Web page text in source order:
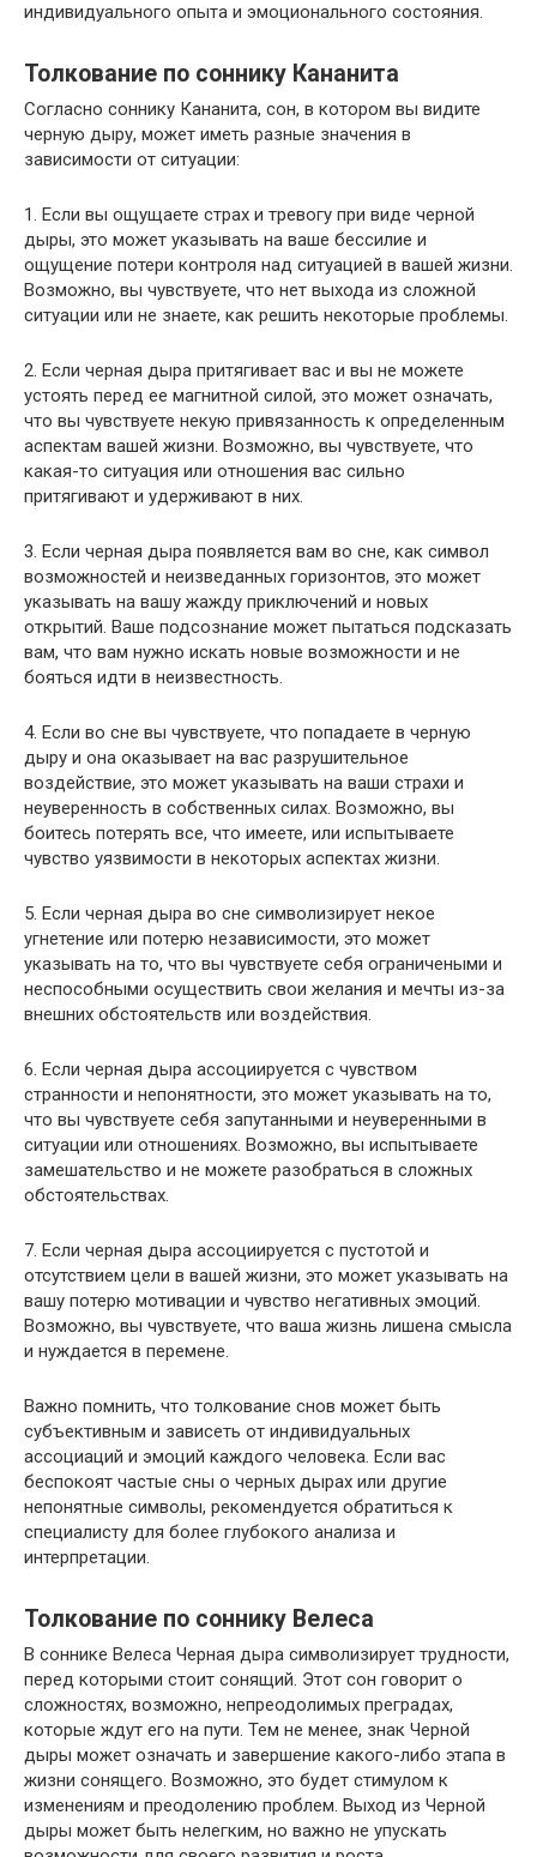
индивидуального опыта и эмоционального состояния.
Толкование по соннику Кананита
Согласно соннику Кананита, сон, в котором вы видите
черную дыру, может иметь разные значения в
зависимости от ситуации:
1. Если вы ощущаете страх и тревогу при виде черной
дыры, это может указывать на ваше бессилие и
ощущение потери контроля над ситуацией в вашей жизни.
Возможно, вы чувствуете, что нет выхода из сложной
ситуации или не знаете, как решить некоторые проблемы.
2. Если черная дыра притягивает вас и вы не можете
устоять перед ее магнитной силой, это может означать,
что вы чувствуете некую привязанность к определенным
аспектам вашей жизни. Возможно, вы чувствуете, что
какая-то ситуация или отношения вас сильно
притягивают и удерживают в них.
3. Если черная дыра появляется вам во сне, как символ
возможностей и неизведанных горизонтов, это может
указывать на вашу жажду приключений и новых
открытий. Ваше подсознание может пытаться подсказать
вам, что вам нужно искать новые возможности и не
бояться идти в неизвестность.
4. Если во сне вы чувствуете, что попадаете в черную
дыру и она оказывает на вас разрушительное
воздействие, это может указывать на ваши страхи и
неуверенность в собственных силах. Возможно, вы
боитесь потерять все, что имеете, или испытываете
чувство уязвимости в некоторых аспектах жизни.
5. Если черная дыра во сне символизирует некое
угнетение или потерю независимости, это может
указывать на то, что вы чувствуете себя ограничеными и
неспособными осуществить свои желания и мечты из-за
внешних обстоятельств или воздействия.
6. Если черная дыра ассоциируется с чувством
странности и непонятности, это может указывать на то,
что вы чувствуете себя запутанными и неуверенными в
ситуации или отношениях. Возможно, вы испытываете
замешательство и не можете разобраться в сложных
обстоятельствах.
7. Если черная дыра ассоциируется с пустотой и
отсутствием цели в вашей жизни, это может указывать на
вашу потерю мотивации и чувство негативных эмоций.
Возможно, вы чувствуете, что ваша жизнь лишена смысла
и нуждается в перемене.
Важно помнить, что толкование снов может быть
субъективным и зависеть от индивидуальных
ассоциаций и эмоций каждого человека. Если вас
беспокоят частые сны о черных дырах или другие
непонятные символы, рекомендуется обратиться к
специалисту для более глубокого анализа и
интерпретации.
Толкование по соннику Велеса
В соннике Велеса Черная дыра символизирует трудности,
перед которыми стоит сонящий. Этот сон говорит о
сложностях, возможно, непреодолимых преградах,
которые ждут его на пути. Тем не менее, знак Черной
дыры может означать и завершение какого-либо этапа в
жизни сонящего. Возможно, это будет стимулом к
изменениям и преодолению проблем. Выход из Черной
дыры может быть нелегким, но важно не упускать